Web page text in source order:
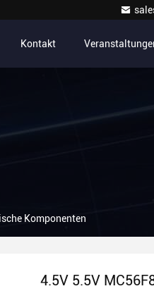
Kontakt
Komponenten
4.5V 5.5V